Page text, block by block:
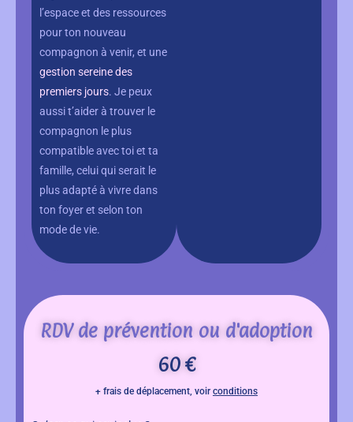
l’espace et des ressources
pour ton nouveau
compagnon à venir, et une
gestion sereine des
premiers jours. Je peux
aussi t’aider à trouver le
compagnon le plus
compatible avec toi et ta
famille, celui qui serait le
plus adapté à vivre dans
ton foyer et selon ton
mode de vie.
RDV de prévention ou d'adoption
60 €
+ frais de déplacement, voir conditions